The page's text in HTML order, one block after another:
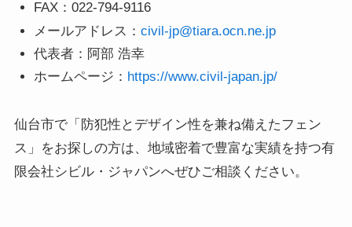
FAX：022-794-9116
メールアドレス：civil-jp@tiara.ocn.ne.jp
代表者：阿部 浩幸
ホームページ： https://www.civil-japan.jp/
仙台市で「防犯性とデザイン性を兼ね備えたフェン
ス」をお探しの方は、地域密着で豊富な実績を持つ有
限会社シビル・ジャパンへぜひご相談ください。